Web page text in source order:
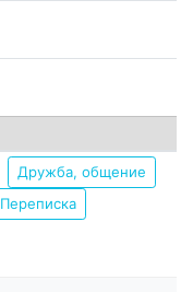
Дружба, общение
Переписка